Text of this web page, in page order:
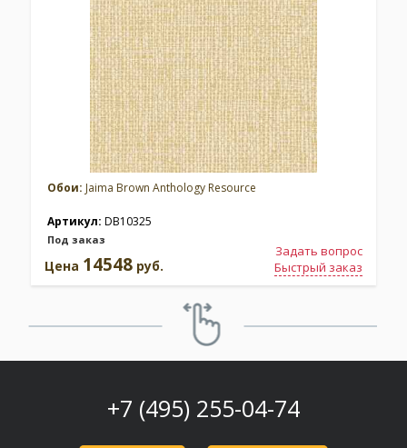
Обои: Jaima Brown Anthology Resource
Артикул: DB10325
Под заказ
Задать вопрос
Быстрый заказ
Цена 14548 руб.
+7 (495) 255-04-74